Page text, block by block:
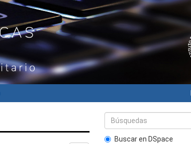
Buscar en DSpace